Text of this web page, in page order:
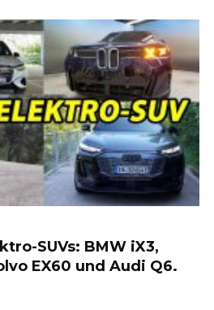
SUVs: BMW iX3,
EX60 und Audi Q6.